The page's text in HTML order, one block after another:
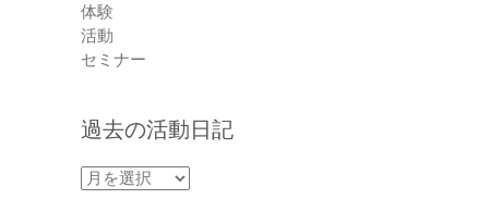
体験
活動
セミナー
過去の活動日記
過